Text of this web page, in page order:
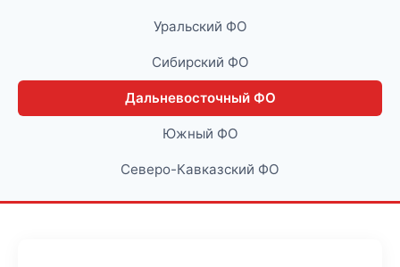
Уральский ФО
Сибирский ФО
Дальневосточный ФО
Южный ФО
Северо-Кавказский ФО